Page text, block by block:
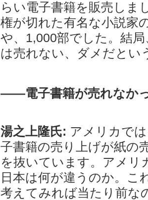
らい電子書籍を販売しま
権が切れた有名な小説家
や、1,000部でした。結
は売れない、ダメだとい
――電子書籍が売れなか
湯之上隆氏: アメリカで
子書籍の売り上げが紙の
を抜いています。アメリ
日本は何が違うのか。こ
考えてみれば当たり前な